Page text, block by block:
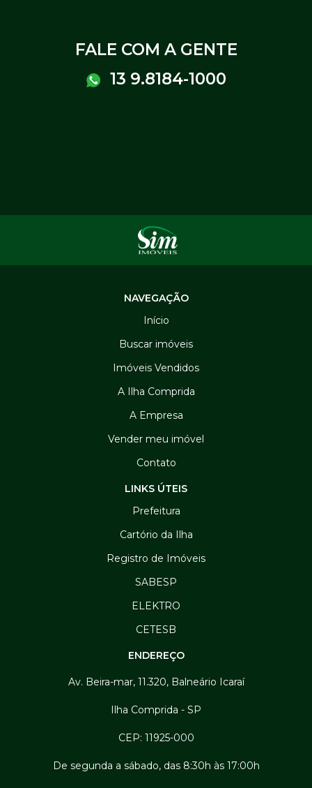
FALE COM A GENTE
13 9.8184-1000
NAVEGAÇÃO
Início
Buscar imóveis
Imóveis Vendidos
A Ilha Comprida
A Empresa
Vender meu imóvel
Contato
LINKS ÚTEIS
Prefeitura
Cartório da Ilha
Registro de Imóveis
SABESP
ELEKTRO
CETESB
ENDEREÇO
Av. Beira-mar, 11.320, Balneário Icaraí
Ilha Comprida - SP
CEP: 11925-000
De segunda a sábado, das 8:30h às 17:00h